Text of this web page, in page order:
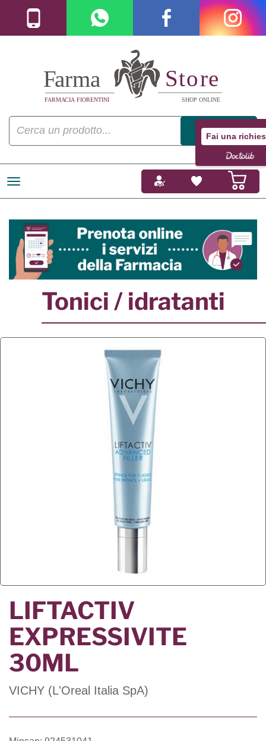
Fai una
Tonici / idratanti
LIFTACTIV
EXPRESSIVITE
30ML
VICHY (L'Oreal Italia SpA)